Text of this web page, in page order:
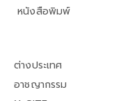
หนังสือพิมพ์
ต่างประเทศ
อาชญากรรม